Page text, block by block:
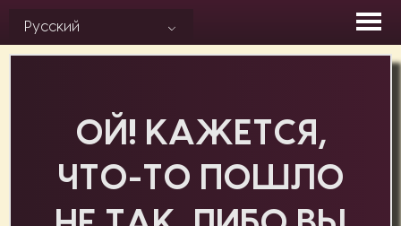
content
Русский
ОЙ! КАЖЕТСЯ,
ЧТО-ТО ПОШЛО